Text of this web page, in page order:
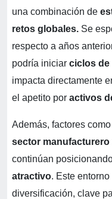
una combinación de
retos globales. Se
respecto a años
podría iniciar ciclos de
impacta directamente
el apetito por activos
Además, factores
sector manufacturero
continúan
atractivo. Este
diversificación, clave